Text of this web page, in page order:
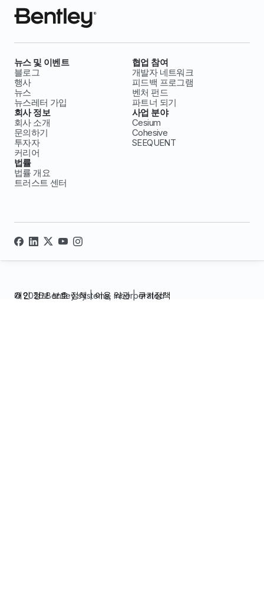
뉴스 및 이벤트
블로그
행사
뉴스
뉴스레터 가입
협업 참여
개발자 네트워크
피드백 프로그램
벤처 펀드
파트너 되기
회사 정보
회사 소개
문의하기
투자자
커리어
사업 분야
Cesium
Cohesive
SEEQUENT
법률
법률 개요
트러스트 센터
© 2026 Bentley systems, incorporated
개인 정보 보호 정책|이용 약관|쿠키정책